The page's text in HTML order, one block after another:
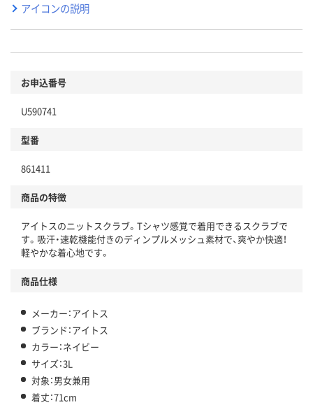
アイコンの説明
お申込番号
U590741
型番
861411
商品の特徴
アイトスのニットスクラブ。Tシャツ感覚で着用できるスクラブで
す。吸汗・速乾機能付きのディンプルメッシュ素材で、爽やか快適！
軽やかな着心地です。
商品仕様
メーカー：アイトス
ブランド：アイトス
カラー：ネイビー
サイズ：3L
対象：男女兼用
着丈：71cm